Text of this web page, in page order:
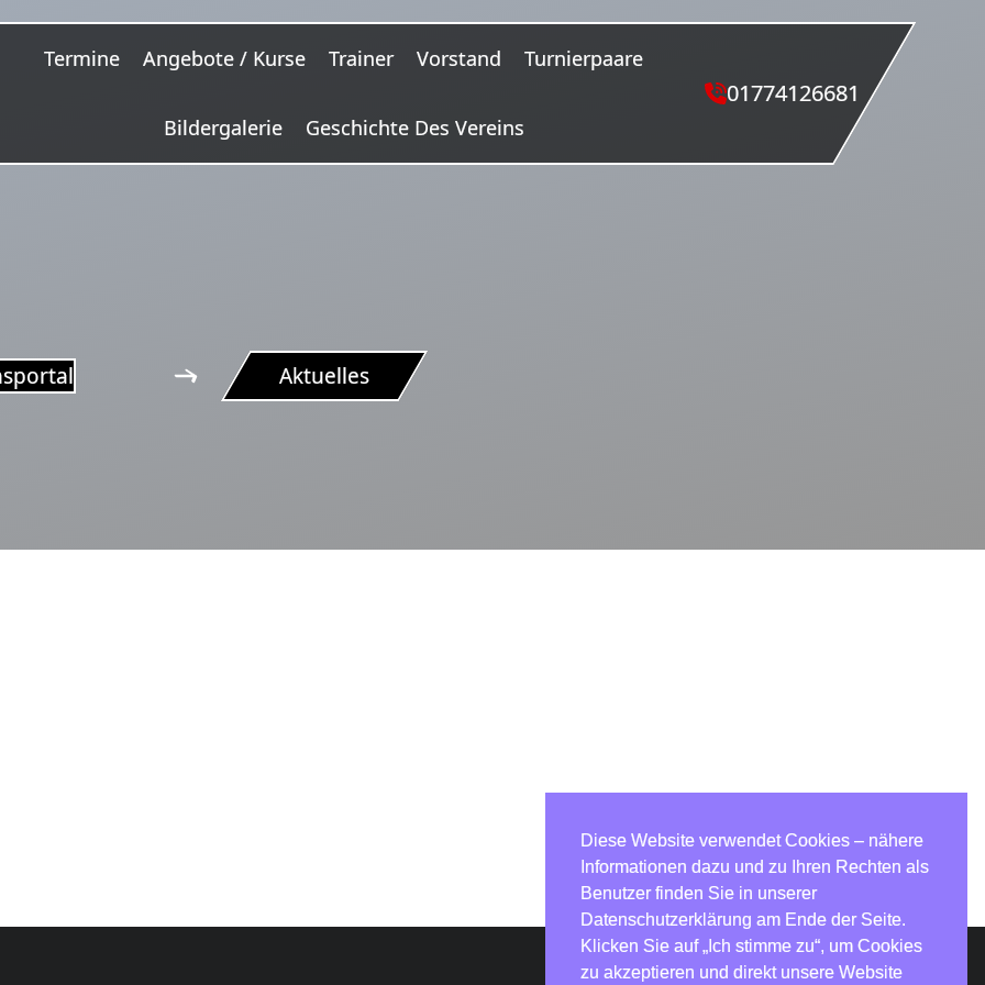
Termine Angebote / Kurse Trainer Vorstand Turnierpaare
Bildergalerie Geschichte Des Vereins
01774126681
Aktuelles
Diese Website verwendet Cookies – nähere
Informationen dazu und zu Ihren Rechten als
Benutzer finden Sie in unserer
Datenschutzerklärung am Ende der Seite.
Klicken Sie auf „Ich stimme zu“, um Cookies
zu akzeptieren und direkt unsere Website